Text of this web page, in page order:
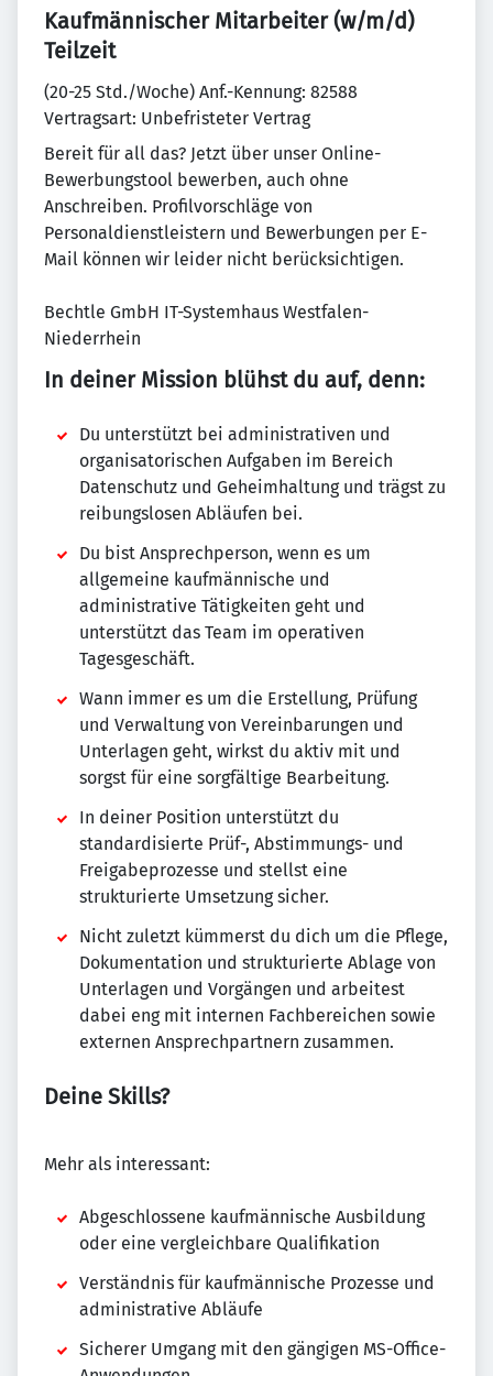
Kaufmännischer Mitarbeiter (w/m/d)
Teilzeit
(20-25 Std./Woche) Anf.-Kennung: 82588
Vertragsart: Unbefristeter Vertrag
Bereit für all das? Jetzt über unser Online-
Bewerbungstool bewerben, auch ohne
Anschreiben. Profilvorschläge von
Personaldienstleistern und Bewerbungen per E-
Mail können wir leider nicht berücksichtigen.
Bechtle GmbH IT-Systemhaus Westfalen-
Niederrhein
In deiner Mission blühst du auf, denn:
Du unterstützt bei administrativen und
organisatorischen Aufgaben im Bereich
Datenschutz und Geheimhaltung und trägst zu
reibungslosen Abläufen bei.
Du bist Ansprechperson, wenn es um
allgemeine kaufmännische und
administrative Tätigkeiten geht und
unterstützt das Team im operativen
Tagesgeschäft.
Wann immer es um die Erstellung, Prüfung
und Verwaltung von Vereinbarungen und
Unterlagen geht, wirkst du aktiv mit und
sorgst für eine sorgfältige Bearbeitung.
In deiner Position unterstützt du
standardisierte Prüf-, Abstimmungs- und
Freigabeprozesse und stellst eine
strukturierte Umsetzung sicher.
Nicht zuletzt kümmerst du dich um die Pflege,
Dokumentation und strukturierte Ablage von
Unterlagen und Vorgängen und arbeitest
dabei eng mit internen Fachbereichen sowie
externen Ansprechpartnern zusammen.
Deine Skills?
Mehr als interessant:
Abgeschlossene kaufmännische Ausbildung
oder eine vergleichbare Qualifikation
Verständnis für kaufmännische Prozesse und
administrative Abläufe
Sicherer Umgang mit den gängigen MS-Office-